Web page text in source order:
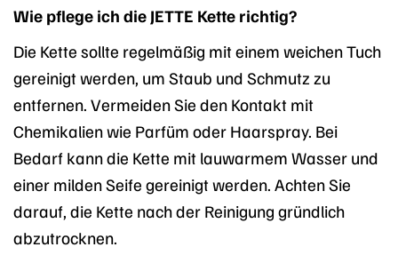
Wie pflege ich die JETTE Kette richtig?
Die Kette sollte regelmäßig mit einem weichen Tuch
gereinigt werden, um Staub und Schmutz zu
entfernen. Vermeiden Sie den Kontakt mit
Chemikalien wie Parfüm oder Haarspray. Bei
Bedarf kann die Kette mit lauwarmem Wasser und
einer milden Seife gereinigt werden. Achten Sie
darauf, die Kette nach der Reinigung gründlich
abzutrocknen.